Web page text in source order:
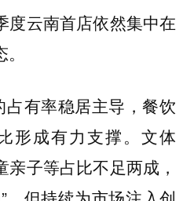
度云南首店依然集中在
占有率稳居主导，餐饮
形成有力支撑。文体
子等占比不足两成，